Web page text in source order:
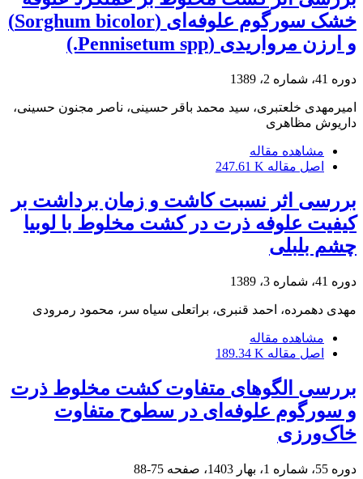
خشک سورگوم علوفه‌ای (Sorghum bicolor)
و ارزن مرواریدی (Pennisetum spp.)
دوره 41، شماره 2، 1389
امیرمهدی خلعتبری، سید محمد باقر حسینی، ناصر مجنون حسینی،
داریوش مظاهری
مشاهده مقاله
اصل مقاله 247.61 K
بررسی اثر نسبت کاشت و زمان برداشت بر
کیفیت علوفه ذرت در کشت مخلوط با لوبیا
چشم بلبلی
دوره 41، شماره 3، 1389
مهدی دهمرده، احمد قنبری، براتعلی سیاه سر، محمود رمرودی
مشاهده مقاله
اصل مقاله 189.34 K
بررسی الگوهای متفاوت کشت مخلوط ذرت
و سورگوم علوفه‌ای در سطوح متفاوت
خاک‌ورزی
دوره 55، شماره 1، بهار 1403، صفحه 75-88